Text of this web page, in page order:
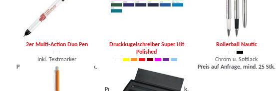
2er Multi-Action Duo Pen
inkl. Textmarker
Preis auf Anfrage, mind. 250 Stk.
Druckkugelschreiber Super Hit
Polished
glänzendes Gehäuse
Preis auf Anfrage, mind. 1000 Stk.
Rollerball Nautic
Chrom u. Softlack
Preis auf Anfrage, mind. 25 Stk.